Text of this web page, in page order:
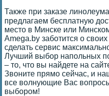
Также при заказе
предлагаем бесплатную
место в Минске или
Amega.by заботится о
сделать сервис
Лучший выбор напольных
– то, что вы найдете на
Звоните прямо сейчас, и
все волнующие Вас
выбором!